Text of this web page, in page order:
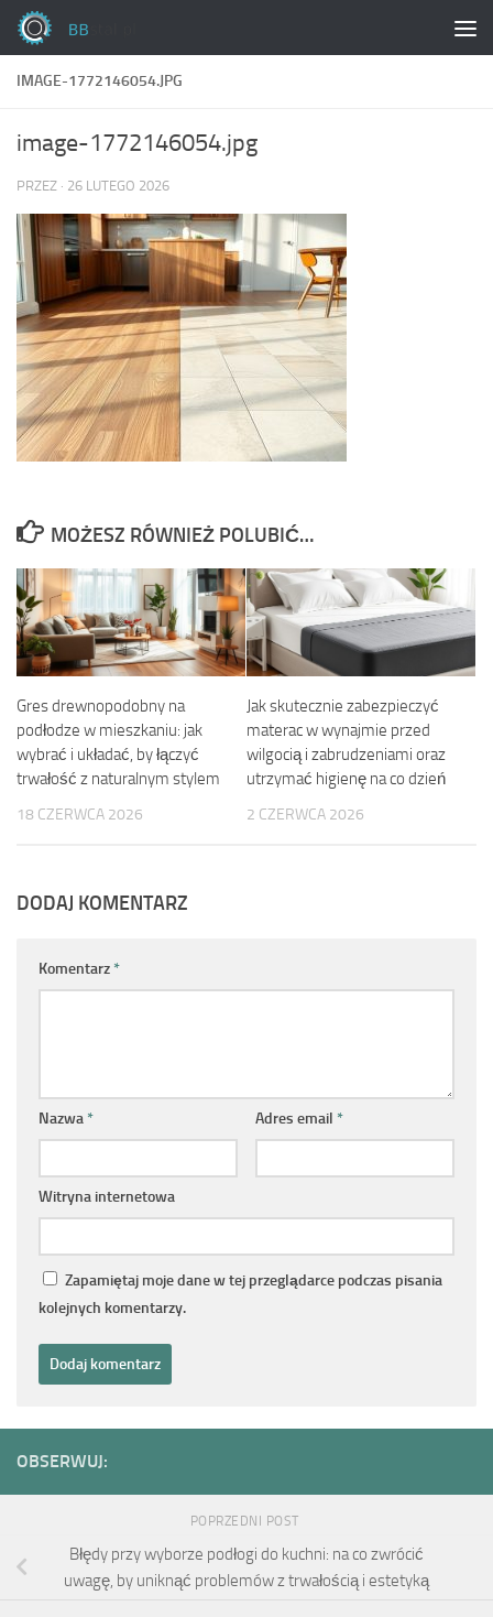
Skip to content
IMAGE-1772146054.JPG
image-1772146054.jpg
PRZEZ · 26 LUTEGO 2026
MOŻESZ RÓWNIEŻ POLUBIĆ…
Gres drewnopodobny na
podłodze w mieszkaniu: jak
wybrać i układać, by łączyć
trwałość z naturalnym stylem
18 CZERWCA 2026
Jak skutecznie zabezpieczyć
materac w wynajmie przed
wilgocią i zabrudzeniami oraz
utrzymać higienę na co dzień
2 CZERWCA 2026
DODAJ KOMENTARZ
Komentarz *
Nazwa * Adres email *
Witryna internetowa
Zapamiętaj moje dane w tej przeglądarce podczas pisania
kolejnych komentarzy.
OBSERWUJ:
POPRZEDNI POST
Błędy przy wyborze podłogi do kuchni: na co zwrócić
uwagę, by uniknąć problemów z trwałością i estetyką